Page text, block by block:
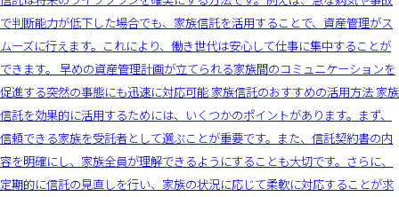
で判断能力が低下した場合でも、家族信託を活用することで、資産管理がス
ムーズに行えます。これにより、働き世代は安心して仕事に集中することが
できます。 早めの資産管理計画が立てられる家族間のコミュニケーションを
促進する突然の事態にも迅速に対応可能 家族信託のおすすめの活用方法 家族
信託を効果的に活用するためには、いくつかのポイントがあります。まず、
信頼できる家族を受託者として選ぶことが重要です。また、信託契約書の内
容を明確にし、家族全員が理解できるようにすることも大切です。さらに、
定期的に信託の見直しを行い、家族の状況に応じて柔軟に対応することが求